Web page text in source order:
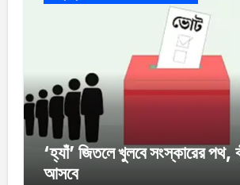
‘হ্যাঁ’ জিতলে খুলবে সংস্কারের পথ,
আসবে